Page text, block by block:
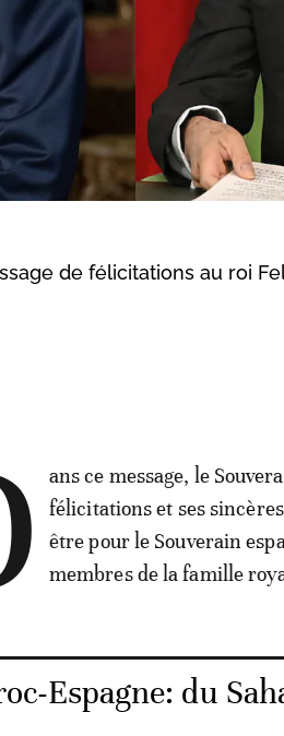
de félicitations au roi
ans ce message, le
félicitations et ses
être pour le Souverain
membres de la famille
Espagne: du